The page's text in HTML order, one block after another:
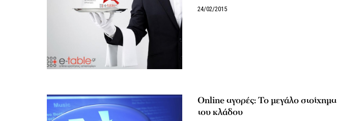
24/02/2015
Online αγορές: Το μεγάλο στοίχημα
του κλάδου